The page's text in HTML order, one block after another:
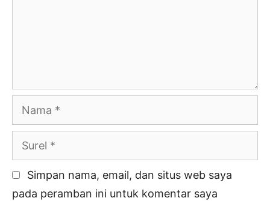
Nama
Surel
Simpan nama, email, dan situs web saya
pada peramban ini untuk komentar saya